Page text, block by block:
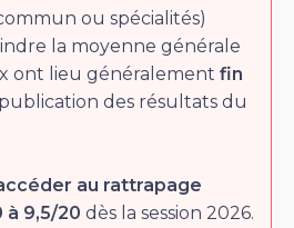
ou spécialités)
la moyenne générale
ont lieu généralement fin
des résultats du
au rattrapage
à 9,5/20 dès la session 2026.